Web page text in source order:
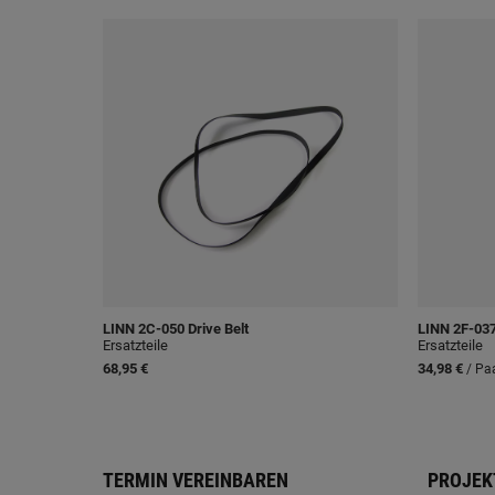
LINN 2C-050 Drive Belt
Ersatzteile
68,95 €
LINN 2F-
Ersatzteile
34,98 € /
TERMIN VEREINBAREN